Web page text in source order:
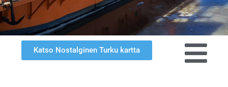
Katso Nostalginen Turku kartta